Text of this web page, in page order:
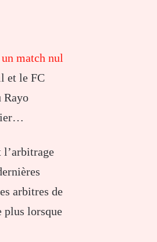
un match nul
et le FC
Rayo
l’arbitrage
arbitres de
plus lorsque